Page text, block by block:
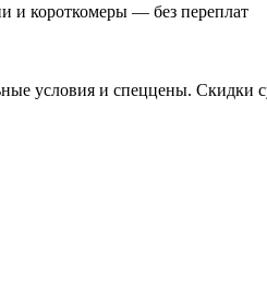
и короткомеры — без переплат
условия и спеццены. Скидки